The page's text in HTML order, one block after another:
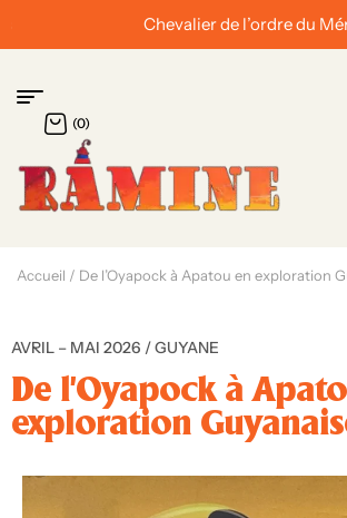
Chevalier de l’ordre du Mérite
(0)
Accueil / De l’Oyapock à Apatou en exploration
AVRIL – MAI 2026 / GUYANE
De l’Oyapock à
exploration